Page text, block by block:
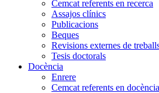
Cemcat referents en recerca
Assajos clínics
Publicacions
Beques
Revisions externes de
Tesis doctorals
Docència
Enrere
Cemcat referents en docència